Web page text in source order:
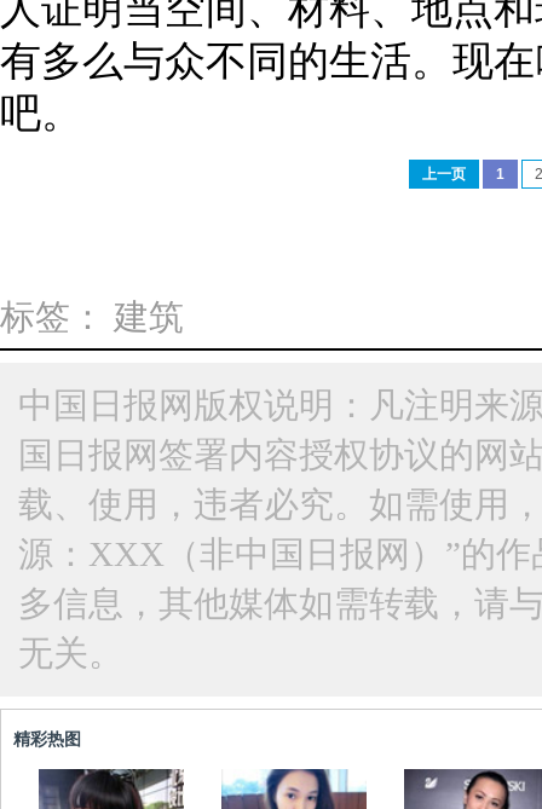
人证明当空间、材料、地点
有多么与众不同的生活。现
吧。
上一页 1 2
标签： 建筑
中国日报网版权说明：凡注明来
国日报网签署内容授权协议的网
载、使用，违者必究。如需使用
源：XXX（非中国日报网）”的
多信息，其他媒体如需转载，请
无关。
精彩热图